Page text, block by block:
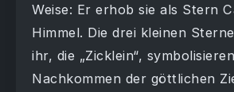
Weise: Er erhob sie als Stern
Himmel. Die drei kleinen
ihr, die „Zicklein“,
Nachkommen der göttlichen